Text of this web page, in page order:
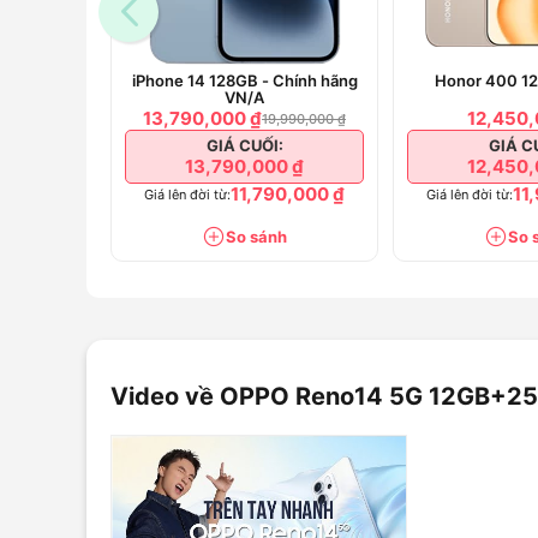
đoạn trải nghiệm.
Thông số kỹ thuật chi tiết của OPPO
Thông số
Màn hình
Độ phân giải
Tần số quét
Hệ điều hành
ColorOS 15, nền
iPhone 14 128GB - Chính hãng
VN/A
13,790,000 ₫19,990,000 ₫
GIÁ CUỐI:
13,790,000 ₫
Giá lên đời từ:11,790,000 ₫
So sánh
Honor 400
GIÁ
Giá lên đời từ:
So
Video về OPPO Reno14 5G